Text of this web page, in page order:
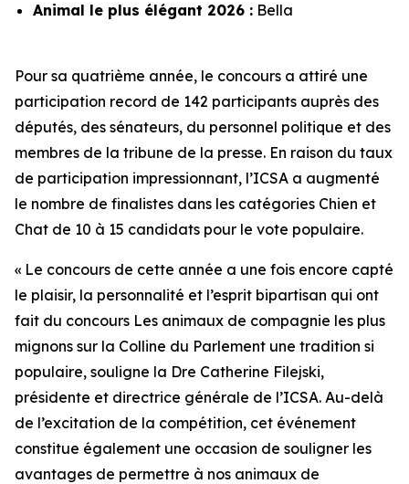
Animal le plus élégant 2026 : Bella
Pour sa quatrième année, le concours a attiré une
participation record de 142 participants auprès des
députés, des sénateurs, du personnel politique et des
membres de la tribune de la presse. En raison du taux
de participation impressionnant, l’ICSA a augmenté
le nombre de finalistes dans les catégories Chien et
Chat de 10 à 15 candidats pour le vote populaire.
« Le concours de cette année a une fois encore capté
le plaisir, la personnalité et l’esprit bipartisan qui ont
fait du concours Les animaux de compagnie les plus
mignons sur la Colline du Parlement une tradition si
populaire, souligne la Dre Catherine Filejski,
présidente et directrice générale de l’ICSA. Au-delà
de l’excitation de la compétition, cet événement
constitue également une occasion de souligner les
avantages de permettre à nos animaux de